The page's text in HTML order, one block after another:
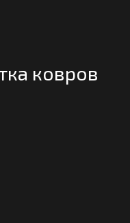
ковров